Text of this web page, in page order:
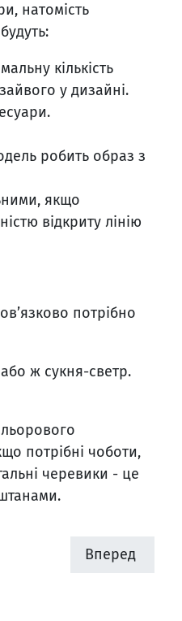
натомість
кількість
у дизайні.
робить образ з
якщо
відкриту лінію
потрібно
ж сукня-светр.
потрібні чоботи,
черевики - це
Вперед